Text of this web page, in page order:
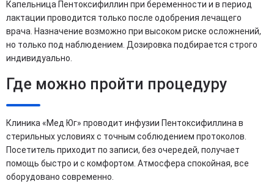
Капельница Пентоксифиллин при беременности и в период
лактации проводится только после одобрения лечащего
врача. Назначение возможно при высоком риске осложнений,
но только под наблюдением. Дозировка подбирается строго
индивидуально.
Где можно пройти процедуру
Клиника «Мед Юг» проводит инфузии Пентоксифиллина в
стерильных условиях с точным соблюдением протоколов.
Посетитель приходит по записи, без очередей, получает
помощь быстро и с комфортом. Атмосфера спокойная, все
оборудовано современно.